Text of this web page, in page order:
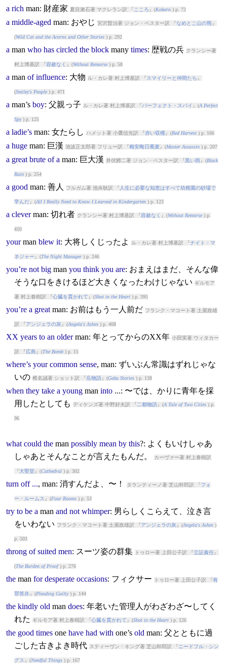
a rich man: 財産家 夏目漱石著 マクレラン訳 『 こころ 』(Kokoro) p. 72
a middle-aged man: おやじ 宮沢賢治著 ジョン・ベスター訳 『なめとこ山の熊 』
(Wild Cat and the Acorns and Other Stories) p. 292
a man who has circled the block many times: 歴戦の兵 クランシー著
村上博基訳 『容赦なく 』(Without Remorse) p. 58
a man of influence: 大物 ル・カレ著 村上博基訳 『スマイリーと仲間たち 』
(Smiley's People) p. 471
a man’s boy: 父親っ子 ル・カレ著 村上博基訳 『パーフェクト・スパイ 』(A Perfect
Spy) p. 125
a ladie’s man: 女たらし ハメット著 小鷹信光訳 『赤い収穫 』(Red Harvest) p. 166
a huge man: 巨漢 池波正太郎著 フリュー訳 『梅安晦日蕎麦』(Master Assassin) p. 207
a great brute of a man: 巨大漢 井伏鱒二著 ジョン・ベスター訳 『黒い雨』(Black
Rain) p. 254
a good man: 善人 フルガム著 池央耿訳 『 人生に必要な知恵はすべて幼稚園の砂場で
学んだ』(All I Really Need to Know I Learned in Kindergarten) p. 123
a clever man: 切れ者 クランシー著 村上博基訳 『容赦なく 』(Without Remorse) p.
410
your man blew it: 大将しくじったよ ル・カレ著 村上博基訳 『ナイト・マ
ネジャー 』(The Night Manager) p. 246
you’re not big man you think you are: おまえはまだ、そんな偉
そうな口をきけるほど大きくなったわけじゃない ギルモア
著 村上春樹訳 『心臓を貫かれて 』(Shot in the Heart) p. 395
you’re a great man: お前はもう一人前だ フランク・マコート著 土屋政雄
訳 『アンジェラの灰』(Angela's Ashes) p. 408
XX years to an older man: 年とってからのXX年 小田実著 ウィタカー
訳 『広島 』(The Bomb) p. 15
where’s your common sense, man: ずいぶん常識はずれじゃな
いの 椎名誠著 ショット訳 『岳物語』(Gaku Stories) p. 138
when they take a young man into...: 〜では、かりに青年を採
用したとしても
ディケンズ著 中野好夫訳 『二都物語』(A Tale of Two Cities) p.
96
what could the man possibly mean by this?: よくもいけしゃあ
しゃあとそんなことが言えたもんだ。
カーヴァー著 村上春樹訳
『大聖堂』(Cathedral) p. 302
turn off ..., man: 消すんだよ、〜！ タランティーノ著 芝山幹郎訳 『フォ
ー・ルームス 』(Four Rooms) p. 53
try to be a man and not whimper: 男らしくこらえて、泣き言
をいわない フランク・マコート著 土屋政雄訳 『アンジェラの灰』(Angela's Ashes)
p. 503
throng of suited men: スーツ姿の群集 トゥロー著 上田公子訳 『立証責任』
(The Burden of Proof) p. 276
the man for desperate occasions: フィクサー トゥロー著 上田公子訳 『有
罪答弁』(Pleading Guilty) p. 144
the kindly old man does: 年老いた管理人がわざわざ〜してく
れた
ギルモア著 村上春樹訳 『心臓を貫かれて 』(Shot in the Heart) p. 126
the good timesone have had with one’s old man: 父とともに過
ごした古きよき時代 スティーヴン・キング著 芝山幹郎訳 『 ニードフル・シン
グス 』(Needful Things) p. 167